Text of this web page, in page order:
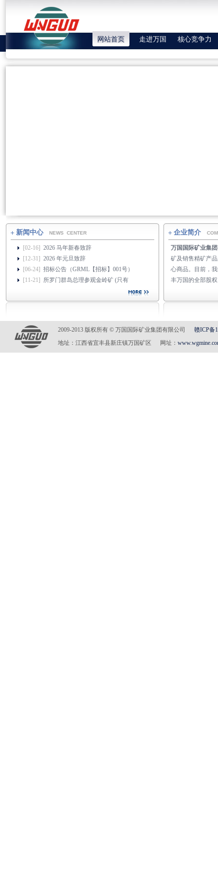
网站首页 走进万国 核心竞争力
新闻中心 NEWS CENTER
[02-16] 2026 马年新春致辞
[12-31] 2026 年元旦致辞
[06-24] 招标公告（GRML【招标】001号）
[11-21]
所罗门群岛总理参观金岭矿 (只有
企业简介
万国国际矿业集
矿及销售精矿产
心商品。目前，
丰万国的全部股权
2009-2013 版权所有 © 万国国际矿业集团有限公司 赣ICP备
地址：江西省宜丰县新庄镇万国矿区 网址：